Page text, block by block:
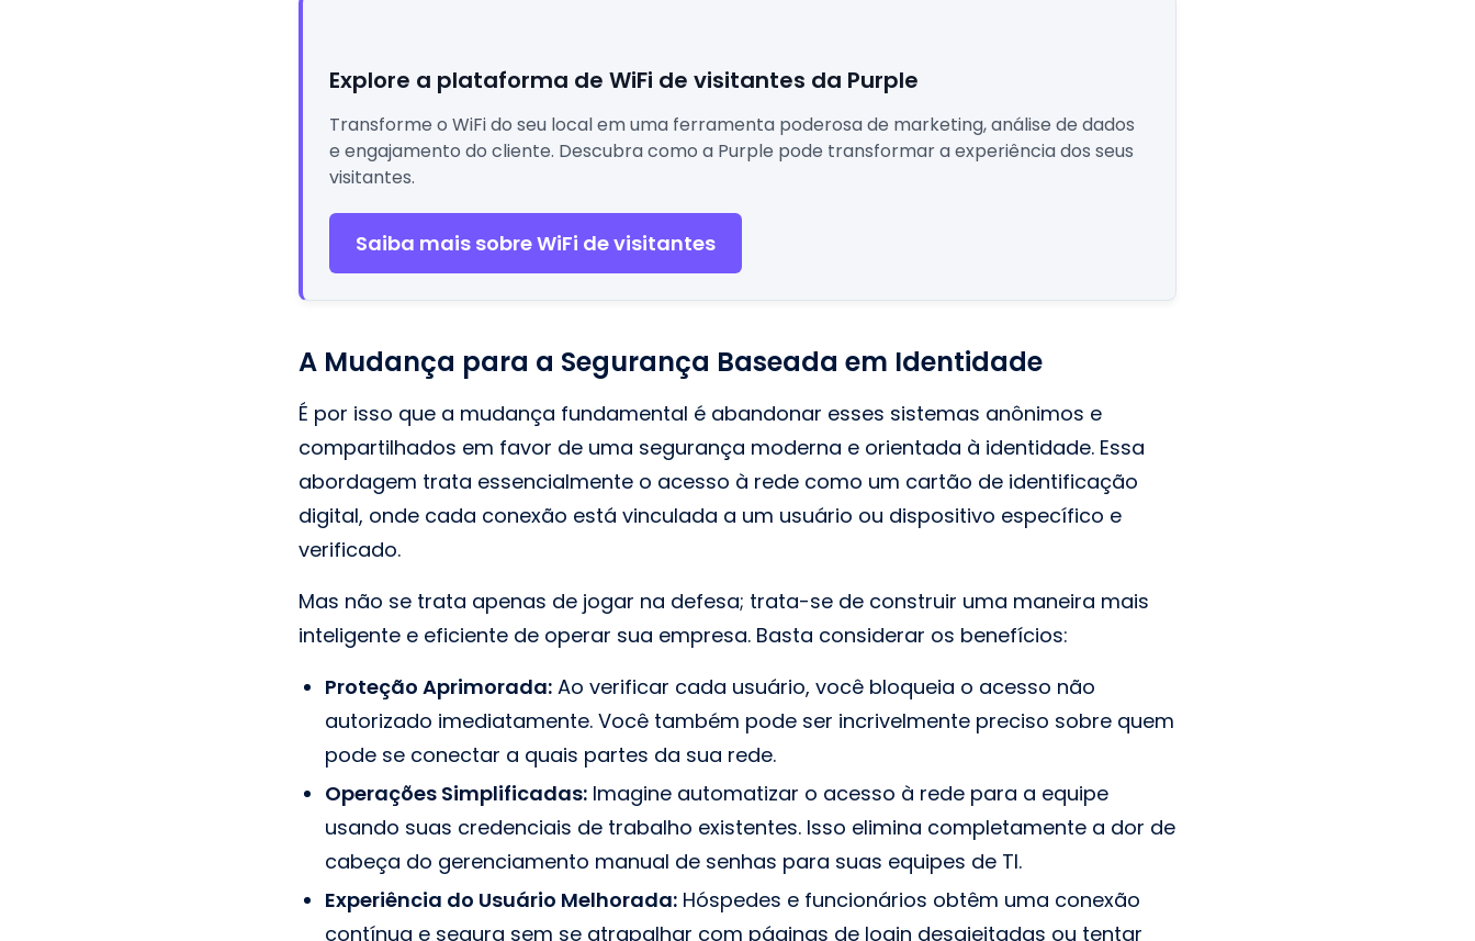
Explore a plataforma de WiFi de visitantes da Purple
Transforme o WiFi do seu local em uma ferramenta poderosa de marketing, análise de dados
e engajamento do cliente. Descubra como a Purple pode transformar a experiência dos seus
visitantes.
Saiba mais sobre WiFi de visitantes
A Mudança para a Segurança Baseada em Identidade
É por isso que a mudança fundamental é abandonar esses sistemas anônimos e
compartilhados em favor de uma segurança moderna e orientada à identidade. Essa
abordagem trata essencialmente o acesso à rede como um cartão de identificação
digital, onde cada conexão está vinculada a um usuário ou dispositivo específico e
verificado.
Mas não se trata apenas de jogar na defesa; trata-se de construir uma maneira mais
inteligente e eficiente de operar sua empresa. Basta considerar os benefícios:
Proteção Aprimorada: Ao verificar cada usuário, você bloqueia o acesso não
autorizado imediatamente. Você também pode ser incrivelmente preciso sobre quem
pode se conectar a quais partes da sua rede.
Operações Simplificadas: Imagine automatizar o acesso à rede para a equipe
usando suas credenciais de trabalho existentes. Isso elimina completamente a dor de
cabeça do gerenciamento manual de senhas para suas equipes de TI.
Experiência do Usuário Melhorada: Hóspedes e funcionários obtêm uma conexão
contínua e segura sem se atrapalhar com páginas de login desajeitadas ou tentar